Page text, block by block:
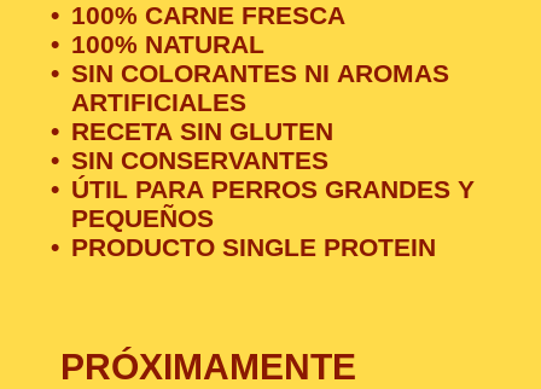
100% CARNE FRESCA
100% NATURAL
SIN COLORANTES NI AROMAS
ARTIFICIALES
RECETA SIN GLUTEN
SIN CONSERVANTES
ÚTIL PARA PERROS GRANDES Y
PEQUEÑOS
PRODUCTO SINGLE PROTEIN
PRÓXIMAMENTE